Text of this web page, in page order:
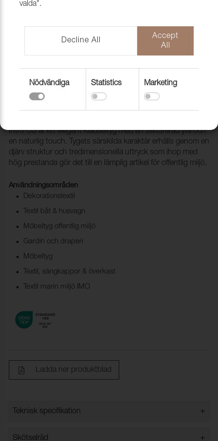
Folder Intro CS
1012114
Intro CS är ett elegant klädseltyg med en texturerad yta och
en naturlig touch. Tygets särskilda karaktär erhålls genom en
djärv struktur och tredimensionella uttryck som ihop med
hög prestanda gör det till en lämplig artikel för offentlig miljö.
Användningsområden
Dekorationstextil
Textil båt & husvagn
Möbeltyg offentlig miljö
Gardin och draperi
Möbeltyg
Textil, sängkappor & överkast
Textil marin miljö IMO
Ladda ner produktblad
Teknisk specifikation +
Bredd:
Skötselråd +
valda".
Decline All
Accept
All
Nödvändiga Statistics Marketing